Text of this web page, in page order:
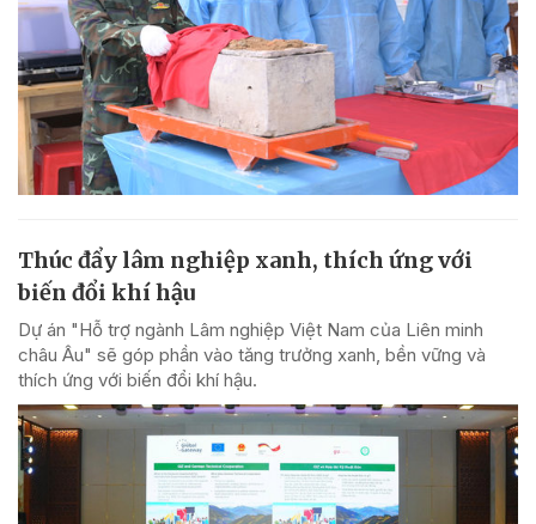
Thúc đẩy lâm nghiệp xanh, thích ứng với
biến đổi khí hậu
Dự án "Hỗ trợ ngành Lâm nghiệp Việt Nam của Liên minh
châu Âu" sẽ góp phần vào tăng trưởng xanh, bền vững và
thích ứng với biến đổi khí hậu.